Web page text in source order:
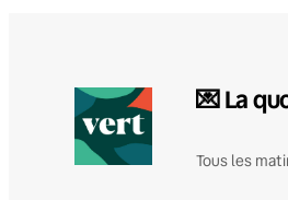
💌 La
Tous les